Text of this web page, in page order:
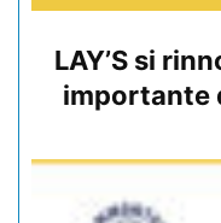
LAY’S si
importante